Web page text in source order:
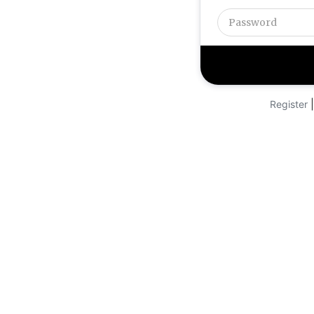
Register|